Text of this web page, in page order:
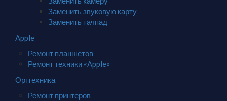
Заменить звуковую карту
Заменить тачпад
Apple
Ремонт планшетов
Ремонт техники «Apple»
Оргтехника
Ремонт принтеров